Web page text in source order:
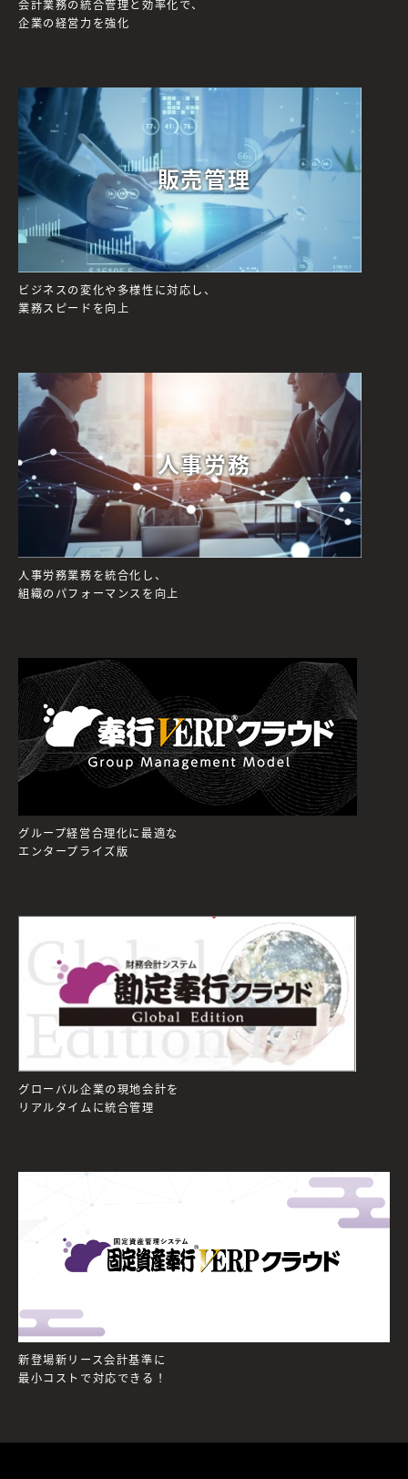
会計業務の統合管理と効率化で、
企業の経営力を強化
販売管理
ビジネスの変化や多様性に対応し、
業務スピードを向上
人事労務
人事労務業務を統合化し、
組織のパフォーマンスを向上
グループ経営合理化に最適な
エンタープライズ版
グローバル企業の現地会計を
リアルタイムに統合管理
新登場新リース会計基準に
最小コストで対応できる！